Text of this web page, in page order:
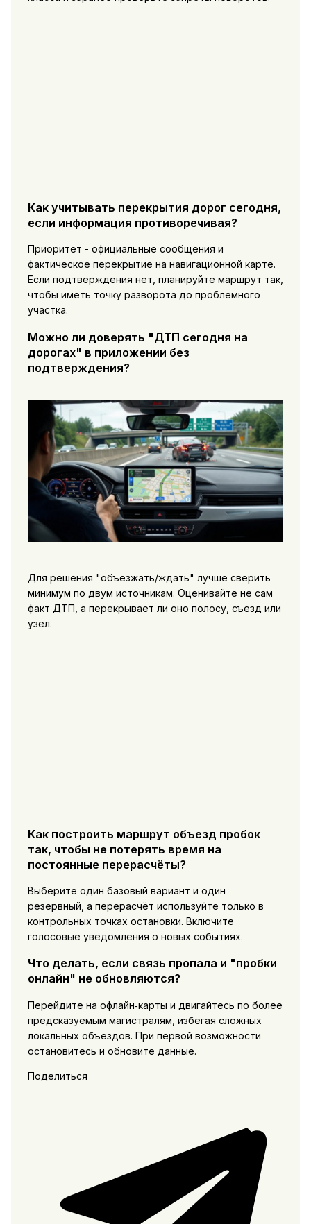
Как учитывать перекрытия дорог сегодня,
если информация противоречивая?
Приоритет - официальные сообщения и
фактическое перекрытие на навигационной карте.
Если подтверждения нет, планируйте маршрут так,
чтобы иметь точку разворота до проблемного
участка.
Можно ли доверять "ДТП сегодня на
дорогах" в приложении без
подтверждения?
Для решения "объезжать/ждать" лучше сверить
минимум по двум источникам. Оценивайте не сам
факт ДТП, а перекрывает ли оно полосу, съезд или
узел.
Как построить маршрут объезд пробок
так, чтобы не потерять время на
постоянные перерасчёты?
Выберите один базовый вариант и один
резервный, а перерасчёт используйте только в
контрольных точках остановки. Включите
голосовые уведомления о новых событиях.
Что делать, если связь пропала и "пробки
онлайн" не обновляются?
Перейдите на офлайн‑карты и двигайтесь по более
предсказуемым магистралям, избегая сложных
локальных объездов. При первой возможности
остановитесь и обновите данные.
Поделиться